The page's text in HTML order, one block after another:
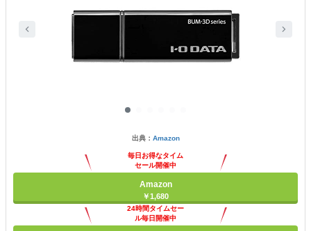
出典： Amazon
毎日お得なタイム
セール開催中
Amazon
￥1,680
24時間タイムセー
ル毎日開催中